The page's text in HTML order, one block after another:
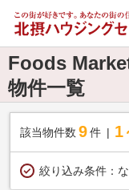
Foods
物件一覧
該当物件数 9件 1
絞り込み条件：